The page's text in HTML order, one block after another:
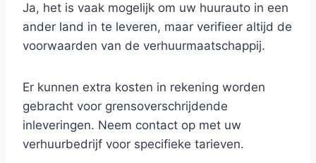
Ja, het is vaak mogelijk om uw huurauto in een
ander land in te leveren, maar verifieer altijd de
voorwaarden van de verhuurmaatschappij.
Er kunnen extra kosten in rekening worden
gebracht voor grensoverschrijdende
inleveringen. Neem contact op met uw
verhuurbedrijf voor specifieke tarieven.